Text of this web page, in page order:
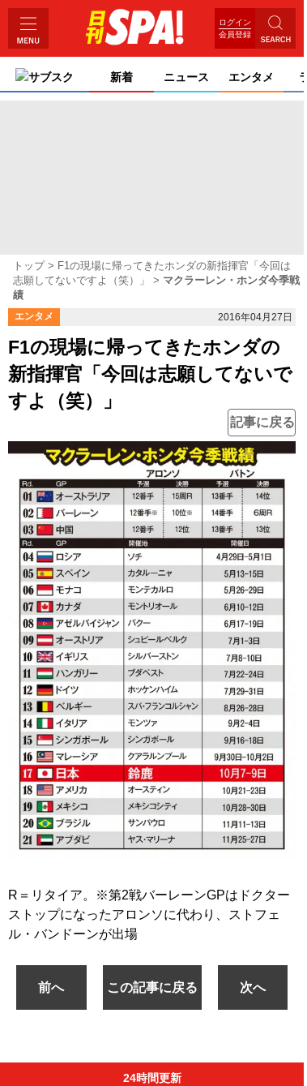
ログイン
会員登録
サブスク 新着 ニュース エンタメ
トップ
F1の現場に帰ってきたホンダの新指揮官「今回は
志願してないですよ（笑）」
マクラーレン・ホンダ今季戦
績
エンタメ 2016年04月27日
F1の現場に帰ってきたホンダの
新指揮官「今回は志願してないで
すよ（笑）」
記事に戻る
R＝リタイア。※第2戦バーレーンGPはドクター
ストップになったアロンソに代わり、ストフェ
ル・バンドーンが出場
前へ この記事に戻る 次へ
24時間更新